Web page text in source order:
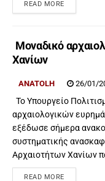
READ MORE
Μοναδικό
Χανίων
ANATOLH 26/01/
Το Υπουργείο
αρχαιολογικών
εξέδωσε σήμερα
συστηματικής
Αρχαιοτήτων Χανίων
READ MORE